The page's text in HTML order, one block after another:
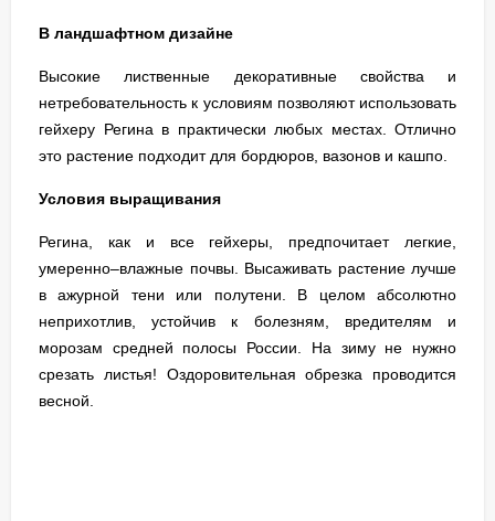
В ландшафтном дизайне
Высокие лиственные декоративные свойства и
нетребовательность к условиям позволяют использовать
гейхеру Регина в практически любых местах. Отлично
это растение подходит для бордюров, вазонов и кашпо.
Условия выращивания
Регина, как и все гейхеры, предпочитает легкие,
умеренно–влажные почвы. Высаживать растение лучше
в ажурной тени или полутени. В целом абсолютно
неприхотлив, устойчив к болезням, вредителям и
морозам средней полосы России. На зиму не нужно
срезать листья! Оздоровительная обрезка проводится
весной.